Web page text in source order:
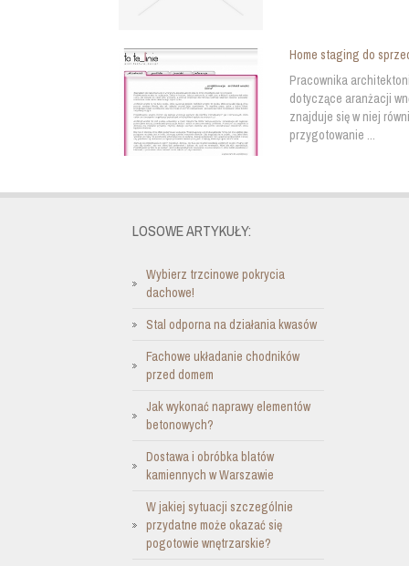
Home staging do
Pracownika
dotyczące aranżacji
znajduje się w niej
przygotowanie ...
LOSOWE ARTYKUŁY:
Wybierz trzcinowe pokrycia
dachowe!
Stal odporna na działania kwasów
Fachowe układanie chodników
przed domem
Jak wykonać naprawy elementów
betonowych?
Dostawa i obróbka blatów
kamiennych w Warszawie
W jakiej sytuacji szczególnie
przydatne może okazać się
pogotowie wnętrzarskie?